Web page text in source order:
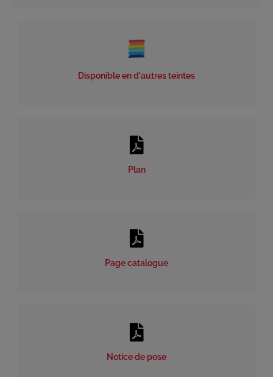
Disponible en d'autres teintes
Plan
Page catalogue
Notice de pose